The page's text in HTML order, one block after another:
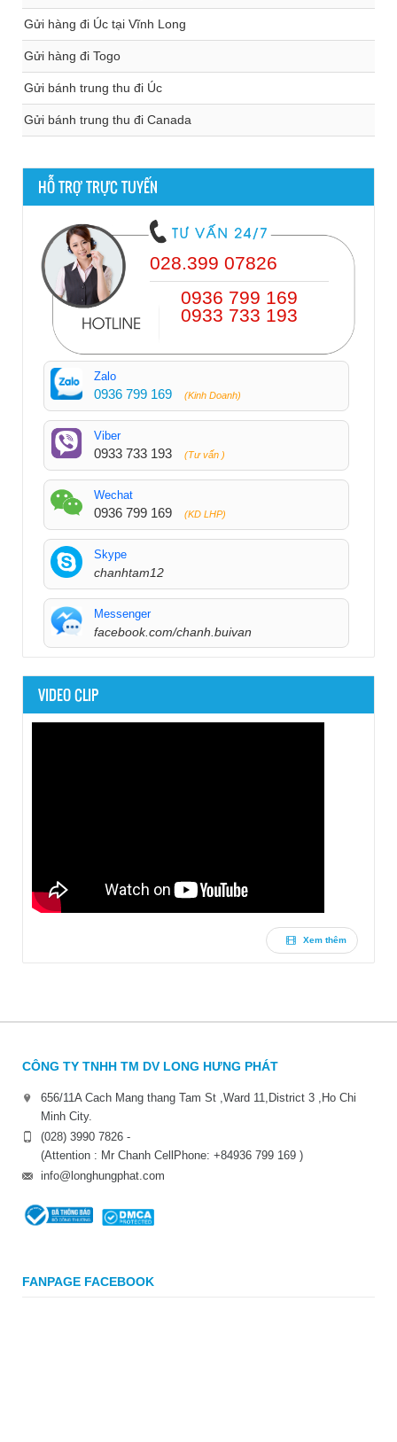
Gửi hàng đi Úc tại Vĩnh Long
Gửi hàng đi Togo
Gửi bánh trung thu đi Úc
Gửi bánh trung thu đi Canada
HỖ TRỢ TRỰC TUYẾN
028.399 07826
0936 799 169
0933 733 193
Zalo
0936 799 169 (Kinh Doanh)
Viber
0933 733 193 (Tư vấn )
Wechat
0936 799 169 (KD LHP)
Skype
chanhtam12
Messenger
facebook.com/chanh.buivan
VIDEO CLIP
Xem thêm
CÔNG TY TNHH TM DV LONG HƯNG PHÁT
656/11A Cach Mang thang Tam St ,Ward 11,District 3 ,Ho Chi
Minh City.
(028) 3990 7826 -
(Attention : Mr Chanh CellPhone: +84936 799 169 )
info@longhungphat.com
FANPAGE FACEBOOK